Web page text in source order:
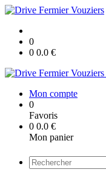
0
0 0.0 €
Mon compte
0
Favoris
0 0.0 €
Mon panier